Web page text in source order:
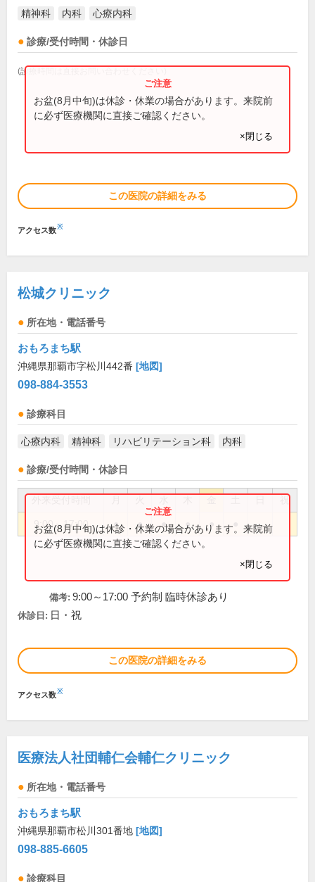
精神科 内科 心療内科
診療/受付時間・休診日
(診療時間は直接お問い合わせください)
お盆(8月中旬)は休診・休業の場合があります。来院前
に必ず医療機関に直接ご確認ください。
×閉じる
この医院の詳細をみる
アクセス数※
松城クリニック
所在地・電話番号
おもろまち駅
沖縄県那覇市字松川442番 [地図]
098-884-3553
診療科目
心療内科 精神科 リハビリテーション科 内科
診療/受付時間・休診日
祝
9:00～17:00 ● ● ● ● ●
お盆(8月中旬)は休診・休業の場合があります。来院前
に必ず医療機関に直接ご確認ください。
×閉じる
備考: 9:00～17:00 予約制 臨時休診あり
休診日: 日・祝
この医院の詳細をみる
アクセス数※
医療法人社団輔仁会輔仁クリニック
所在地・電話番号
おもろまち駅
沖縄県那覇市松川301番地 [地図]
098-885-6605
診療科目